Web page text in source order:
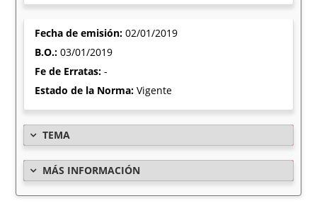
Fecha de emisión:02/01/2019
B.O.:03/01/2019
Fe de Erratas:-
Estado de la Norma:Vigente
TEMA
MÁS INFORMACIÓN